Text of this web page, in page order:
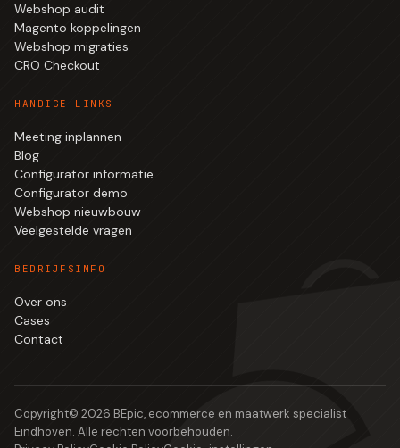
Webshop audit
Magento koppelingen
Webshop migraties
CRO Checkout
HANDIGE LINKS
Meeting inplannen
Blog
Configurator informatie
Configurator demo
Webshop nieuwbouw
Veelgestelde vragen
BEDRIJFSINFO
Over ons
Cases
Contact
Copyright© 2026 BEpic, ecommerce en maatwerk specialist
Eindhoven. Alle rechten voorbehouden.